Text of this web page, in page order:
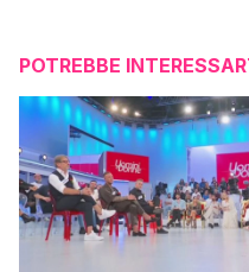
POTREBBE